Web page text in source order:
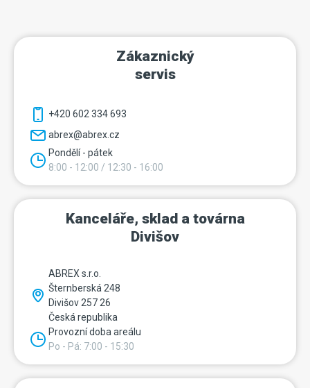
Zákaznický
servis
+420 602 334 693
abrex@abrex.cz
Pondělí - pátek
8:00 - 12:00 / 12:30 - 16:00
Kanceláře, sklad a továrna
Divišov
ABREX s.r.o.
Šternberská 248
Divišov 257 26
Česká republika
Provozní doba areálu
Po - Pá: 7:00 - 15:30